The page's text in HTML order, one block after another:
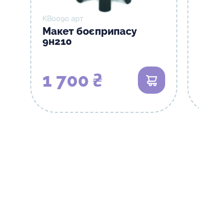
KB0090 арт
Макет боєприпасу
9н210
1 700 ₴ В кошик